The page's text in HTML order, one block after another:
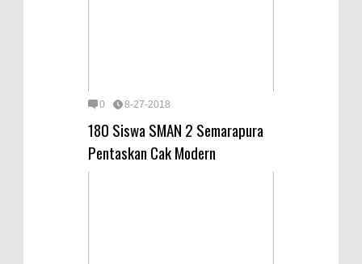
0 8-27-2018
180 Siswa SMAN 2 Semarapura
Pentaskan Cak Modern